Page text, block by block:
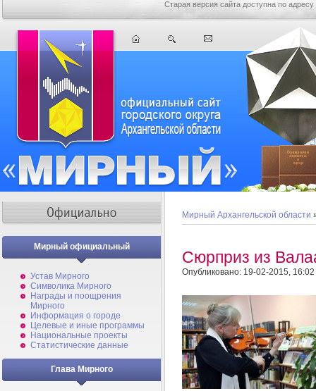
Старая версия сайта доступна по адресу
Мирный официальный
Устав Мирного
Символика Мирного
Награды и поощрения
Мирного
Информация о городе
Целевые и иные программы
Национальные проекты
Статистические данные
Глава Мирного
Мирный Архангельской области
Сюрприз из
Опубликовано: 19-02-2015, 16:02